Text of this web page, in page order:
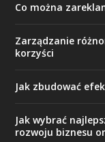
Co można
Zarządzanie
korzyści
Jak zbudować
Jak wybrać
rozwoju biznesu